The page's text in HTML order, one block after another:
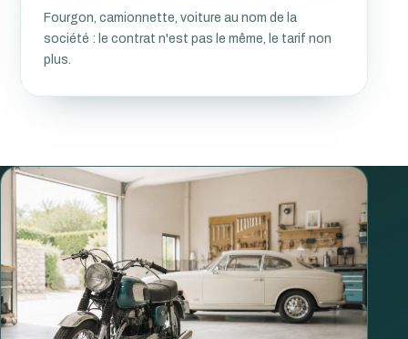
Fourgon, camionnette, voiture au nom de la
société : le contrat n'est pas le même, le tarif non
plus.